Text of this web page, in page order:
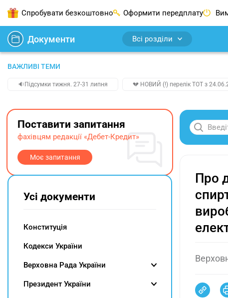
Спробувати безкоштовно Оформити передплату
Документи Всі розділи
ВАЖЛИВІ ТЕМИ
🔉Підсумки тижня. 27-31 липня 💔 НОВИЙ (!) перелік ТОТ з
Про
Поставити запитання
фахівцям редакції «Дебет-Кредит»
Моє запитання
Усі документи
Конституція
Кодекси України
Верховна Рада України
Президент України